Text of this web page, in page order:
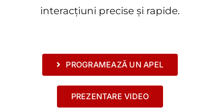
interacțiuni precise și rapide.
PROGRAMEAZĂ UN APEL
PREZENTARE VIDEO